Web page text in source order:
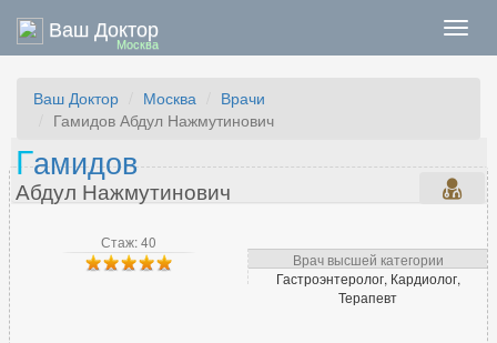
Ваш Доктор
Москва
Ваш Доктор Москва
Врачи
Гамидов Абдул Нажмутинович
Стаж: 40
Врач высшей категории
Гастроэнтеролог, Кардиолог,
Терапевт
Гамидов
Абдул Нажмутинович